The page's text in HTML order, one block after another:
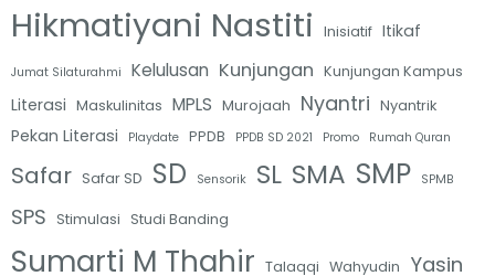
Hikmatiyani Nastiti Inisiatif Itikaf
Jumat Silaturahmi Kelulusan Kunjungan Kunjungan Kampus
Literasi Maskulinitas MPLS Murojaah Nyantri Nyantrik
Pekan Literasi Playdate PPDB PPDB SD 2021 Promo Rumah Quran
Safar Safar SD SD Sensorik SL SMA SMP SPMB
SPS Stimulasi Studi Banding
Sumarti M Thahir Talaqqi Wahyudin Yasin